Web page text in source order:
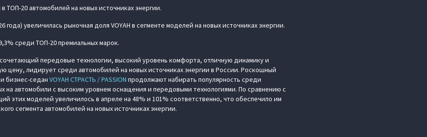
ТОП-20 автомобилей на новых источниках энергии.
года) увеличилась рыночная доля VOYAH в сегменте моделей на новых источниках энергии.
среди ТОП-20 премиальных марок.
передовые технологии, высокий уровень комфорта, отличную динамику и
цену, лидирует среди автомобилей на новых источниках энергии в России. Роскошный
и бизнес-седан VOYAH СТРАСТЬ / PASSION продолжают набирать популярность среди
на автомобили с высоким уровнем оснащения и передовыми технологиями. По сравнению с
этих моделей увеличилось в апреле на 48% и 101% соответственно, что обеспечило им
сегмента автомобилей на новых источниках энергии.